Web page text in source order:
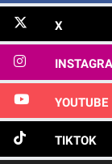
X
YOUTUBE
TIKTOK